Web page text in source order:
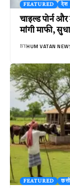
FEATURED देश
चाइल्ड पोर्न
मांगी माफी,
BYHUM VATAN
FEATURED